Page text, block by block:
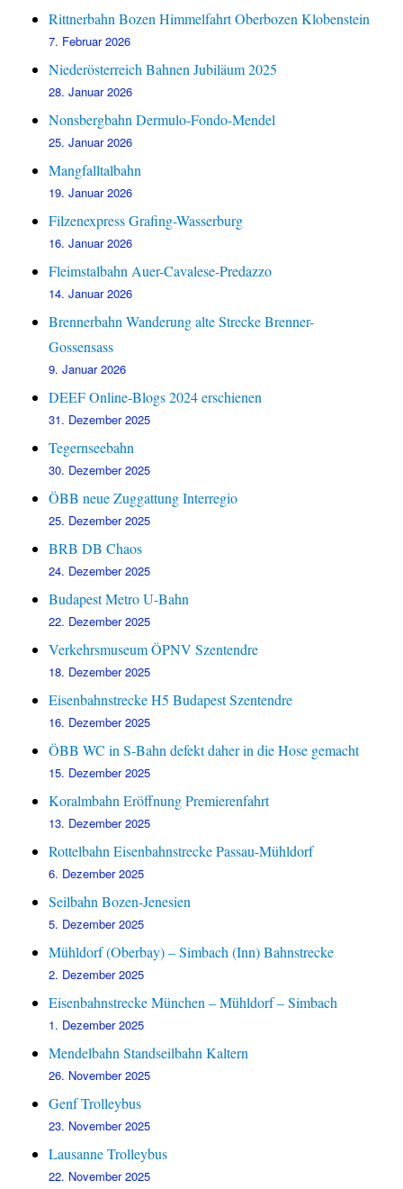
Rittnerbahn Bozen Himmelfahrt Oberbozen Klobenstein
7. Februar 2026
Niederösterreich Bahnen Jubiläum 2025
28. Januar 2026
Nonsbergbahn Dermulo-Fondo-Mendel
25. Januar 2026
Mangfalltalbahn
19. Januar 2026
Filzenexpress Grafing-Wasserburg
16. Januar 2026
Fleimstalbahn Auer-Cavalese-Predazzo
14. Januar 2026
Brennerbahn Wanderung alte Strecke Brenner-
Gossensass
9. Januar 2026
DEEF Online-Blogs 2024 erschienen
31. Dezember 2025
Tegernseebahn
30. Dezember 2025
ÖBB neue Zuggattung Interregio
25. Dezember 2025
BRB DB Chaos
24. Dezember 2025
Budapest Metro U-Bahn
22. Dezember 2025
Verkehrsmuseum ÖPNV Szentendre
18. Dezember 2025
Eisenbahnstrecke H5 Budapest Szentendre
16. Dezember 2025
ÖBB WC in S-Bahn defekt daher in die Hose gemacht
15. Dezember 2025
Koralmbahn Eröffnung Premierenfahrt
13. Dezember 2025
Rottelbahn Eisenbahnstrecke Passau-Mühldorf
6. Dezember 2025
Seilbahn Bozen-Jenesien
5. Dezember 2025
Mühldorf (Oberbay) – Simbach (Inn) Bahnstrecke
2. Dezember 2025
Eisenbahnstrecke München – Mühldorf – Simbach
1. Dezember 2025
Mendelbahn Standseilbahn Kaltern
26. November 2025
Genf Trolleybus
23. November 2025
Lausanne Trolleybus
22. November 2025